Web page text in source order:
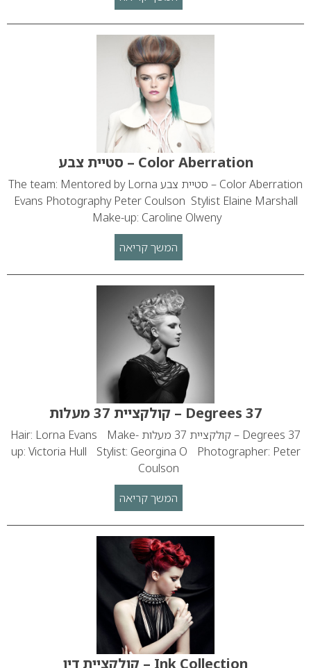
Color Aberration – סטיית צבע
Color Aberration – סטיית צבע The team: Mentored by Lorna
Evans Photography Peter Coulson Stylist Elaine Marshall
Make-up: Caroline Olweny
המשך קריאה
37 Degrees – קולקציית 37 מעלות
37 Degrees – קולקציית 37 מעלות Hair: Lorna Evans Make-
up: Victoria Hull Stylist: Georgina O Photographer: Peter
Coulson
המשך קריאה
Ink Collection – קולקציית דיו